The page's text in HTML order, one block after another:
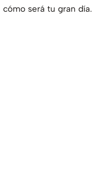
cómo será tu gran día.